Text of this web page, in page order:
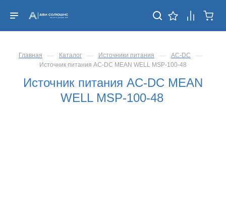
Главная — Каталог — Источники питания — AC-DC —
Источник питания AC-DC MEAN WELL MSP-100-48
Источник питания AC-DC MEAN
WELL MSP-100-48